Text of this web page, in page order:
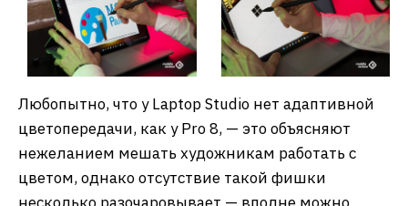
Любопытно, что у Laptop Studio нет адаптивной
цветопередачи, как у Pro 8, — это объясняют
нежеланием мешать художникам работать с
цветом, однако отсутствие такой фишки